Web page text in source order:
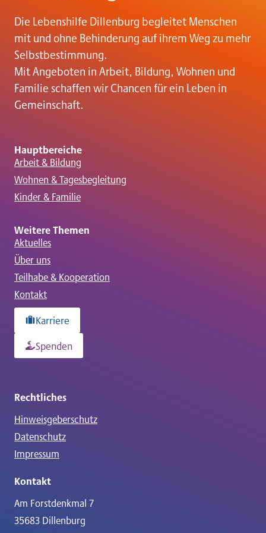
Die Lebenshilfe Dillenburg begleitet Menschen
mit und ohne Behinderung auf ihrem Weg zu mehr
Selbstbestimmung.
Mit Angeboten in Arbeit, Bildung, Wohnen und
Familie schaffen wir Chancen für ein Leben in
Gemeinschaft.
Hauptbereiche
Arbeit & Bildung
Wohnen & Tagesbegleitung
Kinder & Familie
Weitere Themen
Aktuelles
Über uns
Teilhabe & Kooperation
Kontakt
Karriere
Spenden
Rechtliches
Hinweisgeberschutz
Datenschutz
Impressum
Kontakt
Am Forstdenkmal 7
35683 Dillenburg